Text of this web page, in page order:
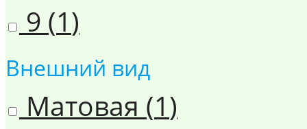
9 (1)
Внешний вид
Матовая (1)